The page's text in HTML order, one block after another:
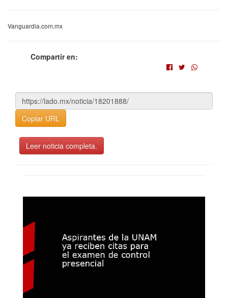
Vanguardia.com.mx
Compartir en:
Copiar URL
Leer noticia completa.